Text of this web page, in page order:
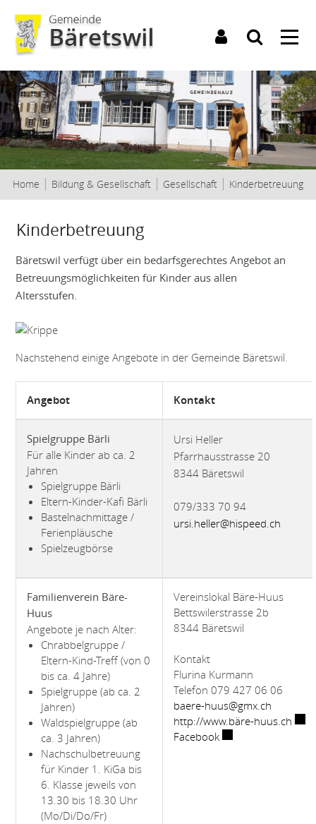
Home Bildung & Gesellschaft Gesellschaft Kinderbetreuung
Inhalt
Kinderbetreuung
Bäretswil verfügt über ein bedarfsgerechtes Angebot an
Betreuungsmöglichkeiten für Kinder aus allen
Altersstufen.
Nachstehend einige Angebote in der Gemeinde Bäretswil.
Angebot Kontakt
Spielgruppe Bärli
Für alle Kinder ab ca. 2
Jahren
Spielgruppe Bärli
Eltern-Kinder-Kafi Bärli
Bastelnachmittage /
Ferienpläusche
Spielzeugbörse
Ursi Heller
Pfarrhausstrasse 20
8344 Bäretswil
079/333 70 94
ursi.heller@hispeed.ch
Familienverein Bäre-
Huus
Angebote je nach Alter:
Chrabbelgruppe /
Eltern-Kind-Treff (von 0
bis ca. 4 Jahre)
Spielgruppe (ab ca. 2
Jahren)
Waldspielgruppe (ab
ca. 3 Jahren)
Nachschulbetreuung
für Kinder 1. KiGa bis
6. Klasse jeweils von
13.30 bis 18.30 Uhr
(Mo/Di/Do/Fr)
Vereinslokal Bäre-Huus
Bettswilerstrasse 2b
8344 Bäretswil
Kontakt
Flurina Kurmann
Telefon 079 427 06 06
baere-huus@gmx.ch
http://www.bäre-huus.ch
FacebookExterner Link wird